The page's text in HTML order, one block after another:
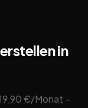
in
€/Monat –